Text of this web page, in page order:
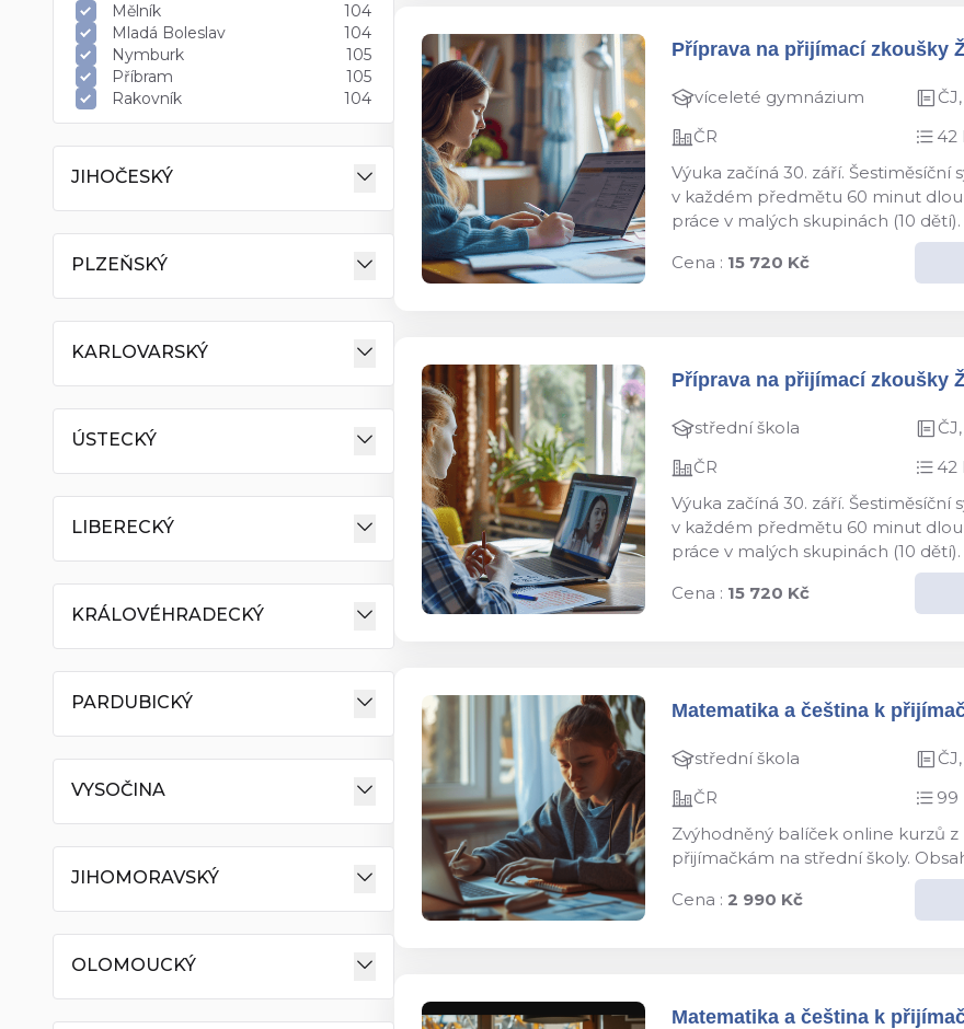
Mělník
104
Mladá Boleslav
104
Nymburk
105
Příbram
105
Rakovník
104
JIHOČESKÝ
PLZEŇSKÝ
KARLOVARSKÝ
ÚSTECKÝ
LIBERECKÝ
KRÁLOVÉHRADECKÝ
PARDUBICKÝ
VYSOČINA
JIHOMORAVSKÝ
OLOMOUCKÝ
Příprava na přijímací zkoušky
víceleté gymnázium
ČR
42
Výuka začíná 30. září.
v každém předmětu 60 minut
práce v malých skupinách (10 dětí).
Cena : 15 720 Kč
Příprava na přijímací zkoušky
střední škola
ČR
42
Výuka začíná 30. září.
v každém předmětu 60 minut
práce v malých skupinách (10 dětí).
Cena : 15 720 Kč
Matematika a čeština k
střední škola
ČR
99
Zvýhodněný balíček online kurzů
přijímačkám na střední školy.
Cena : 2 990 Kč
Matematika a čeština k